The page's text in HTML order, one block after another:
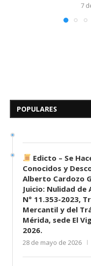
7
POPULARES
Edicto – Se
Conocidos y
Alberto Cardozo
Juicio: Nulidad de
N° 11.353-2023,
Mercantil y del
Mérida, sede El
2026.
28 de mayo de 2026